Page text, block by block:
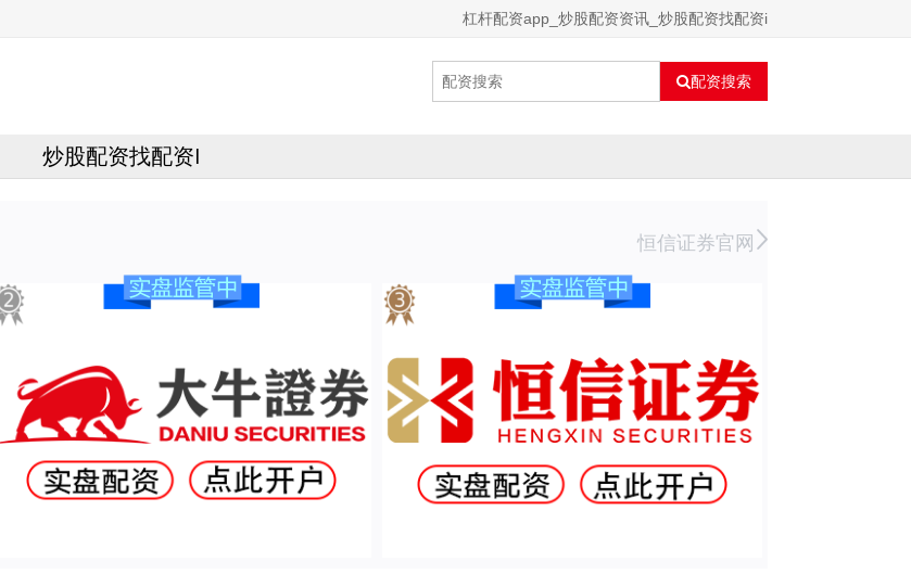
杠杆配资app_炒股配资资讯_炒股配资找配资i
配资搜索
炒股配资找配资I
恒信证券官网